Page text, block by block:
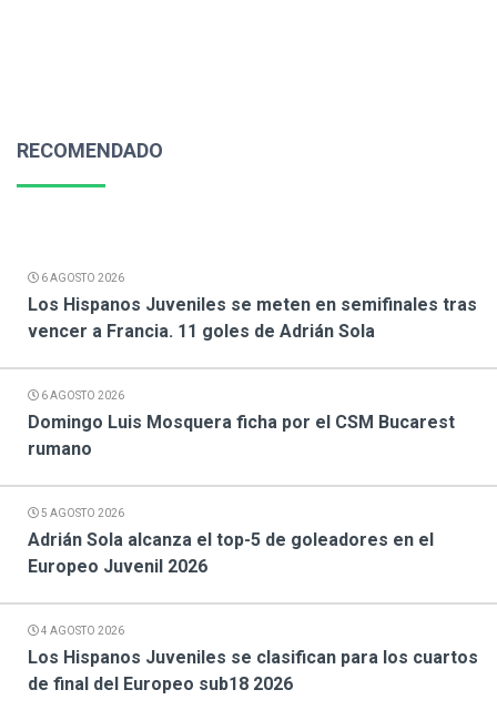
RECOMENDADO
6 AGOSTO 2026
Los Hispanos Juveniles se meten en semifinales tras
vencer a Francia. 11 goles de Adrián Sola
6 AGOSTO 2026
Domingo Luis Mosquera ficha por el CSM Bucarest
rumano
5 AGOSTO 2026
Adrián Sola alcanza el top-5 de goleadores en el
Europeo Juvenil 2026
4 AGOSTO 2026
Los Hispanos Juveniles se clasifican para los cuartos
de final del Europeo sub18 2026